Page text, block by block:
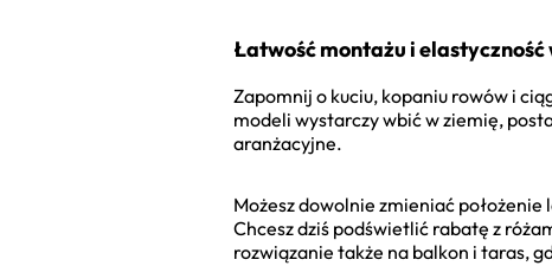
Łatwość montażu i
Zapomnij o kuciu, kopaniu rowów i
modeli wystarczy wbić w ziemię,
aranżacyjne.
Możesz dowolnie zmieniać
Chcesz dziś podświetlić rabatę z
rozwiązanie także na balkon i taras,